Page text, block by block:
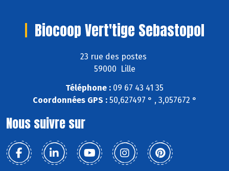
Biocoop Vert'tige Sebastopol
23 rue des postes
59000 Lille
Téléphone : 09 67 43 41 35
Coordonnées GPS :50,627497 ° , 3,057672 °
Nous suivre sur